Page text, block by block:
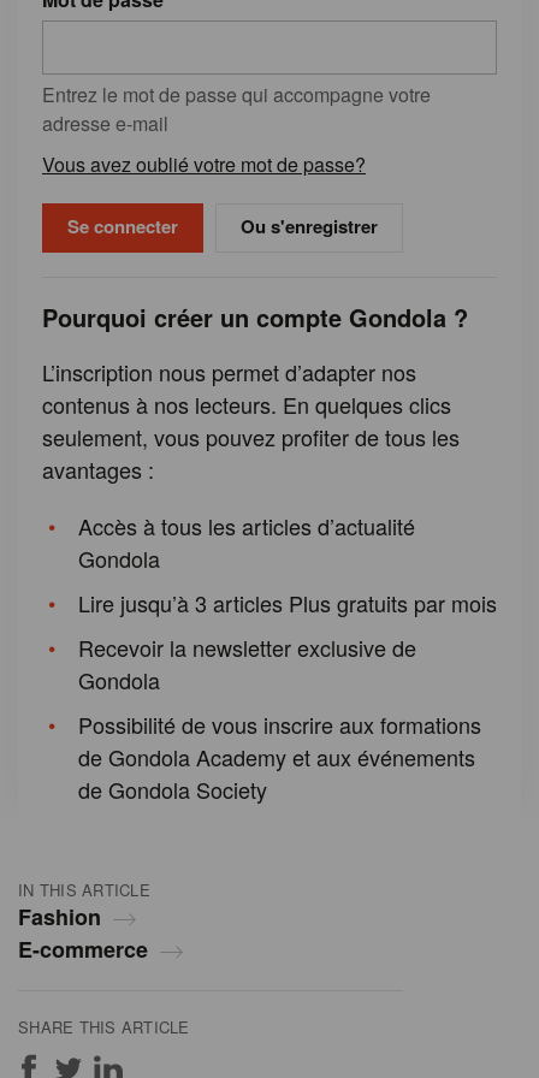
IN THIS ARTICLE
Fashion
E-commerce
SHARE THIS ARTICLE
Entrez le mot de passe qui accompagne votre
adresse e-mail
Vous avez oublié votre mot de passe?
Ou s'enregistrer
Pourquoi créer un compte Gondola ?
L’inscription nous permet d’adapter nos
contenus à nos lecteurs. En quelques clics
seulement, vous pouvez profiter de tous les
avantages :
Accès à tous les articles d’actualité
Gondola
Lire jusqu’à 3 articles Plus gratuits par mois
Recevoir la newsletter exclusive de
Gondola
Possibilité de vous inscrire aux formations
de Gondola Academy et aux événements
de Gondola Society